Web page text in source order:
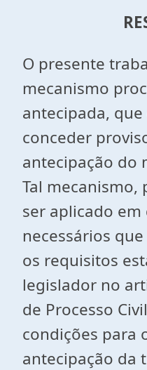
O presente
mecanismo
antecipada,
conceder
antecipação do
Tal mecanismo,
ser aplicado em
necessários
os requisitos
legislador no
de Processo
condições para
antecipação da